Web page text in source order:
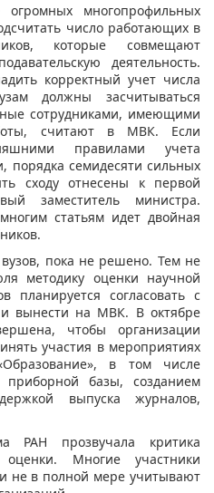
многопрофильных
число работающих в
которые совмещают
деятельность.
корректный учет числа
должны засчитываться
сотрудниками, имеющими
считают в МВК. Если
правилами учета
порядка семидесяти сильных
сходу отнесены к первой
заместитель министра.
статьям идет двойная
пока не решено. Тем не
методику оценки научной
планируется согласовать с
вынести на МВК. В октябре
чтобы организации
участия в мероприятиях
в том числе
базы, созданием
выпуска журналов,
РАН прозвучала критика
оценки. Многие участники
не в полной мере учитывают